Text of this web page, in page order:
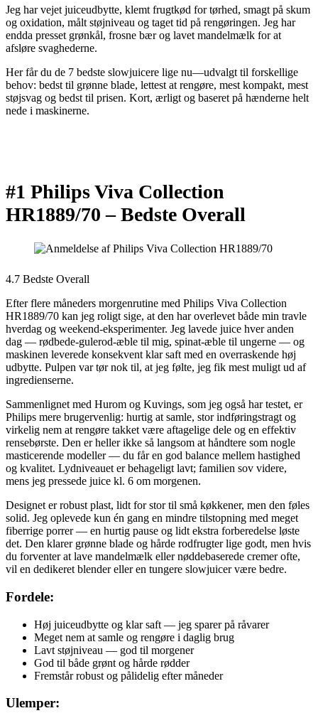
Jeg har vejet juiceudbytte, klemt frugtkød for tørhed, smagt på skum
og oxidation, målt støjniveau og taget tid på rengøringen. Jeg har
endda presset grønkål, frosne bær og lavet mandelmælk for at
afsløre svaghederne.
Her får du de 7 bedste slowjuicere lige nu—udvalgt til forskellige
behov: bedst til grønne blade, lettest at rengøre, mest kompakt, mest
støjsvag og bedst til prisen. Kort, ærligt og baseret på hænderne helt
nede i maskinerne.
#1 Philips Viva Collection
HR1889/70 –Bedste Overall
4.7 Bedste Overall
Efter flere måneders morgenrutine med Philips Viva Collection
HR1889/70 kan jeg roligt sige, at den har overlevet både min travle
hverdag og weekend-eksperimenter. Jeg lavede juice hver anden
dag — rødbede-gulerod-æble til mig, spinat-æble til ungerne — og
maskinen leverede konsekvent klar saft med en overraskende høj
udbytte. Pulpen var tør nok til, at jeg følte, jeg fik mest muligt ud af
ingredienserne.
Sammenlignet med Hurom og Kuvings, som jeg også har testet, er
Philips mere brugervenlig: hurtig at samle, stor indføringstragt og
virkelig nem at rengøre takket være aftagelige dele og en effektiv
rensebørste. Den er heller ikke så langsom at håndtere som nogle
masticerende modeller — du får en god balance mellem hastighed
og kvalitet. Lydniveauet er behageligt lavt; familien sov videre,
mens jeg pressede juice kl. 6 om morgenen.
Designet er robust plast, lidt for stor til små køkkener, men den føles
solid. Jeg oplevede kun én gang en mindre tilstopning med meget
fiberrige porrer — en hurtig pause og lidt ekstra forberedelse løste
det. Den klarer grønne blade og hårde rodfrugter lige godt, men hvis
du forventer at lave mandelmælk eller nøddebaserede cremer ofte,
vil en dedikeret blender eller en tungere slowjuicer være bedre.
Fordele:
Høj juiceudbytte og klar saft — jeg sparer på råvarer
Meget nem at samle og rengøre i daglig brug
Lavt støjniveau — god til morgener
God til både grønt og hårde rødder
Fremstår robust og pålidelig efter måneder
Ulemper: